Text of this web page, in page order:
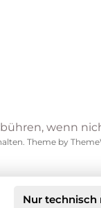
wenn
Theme by
Nur